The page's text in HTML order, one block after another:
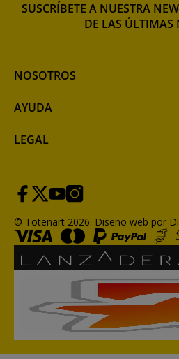
NOSOTROS
AYUDA
LEGAL
SUSCRÍBETE A NUESTRA
DE LAS ÚLTIMAS
© Totenart 2026. Diseño web por